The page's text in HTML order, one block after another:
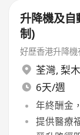
升降機及
制)
好歷香港升降機
荃灣, 梨
6天/週
年終酬金
提供醫療